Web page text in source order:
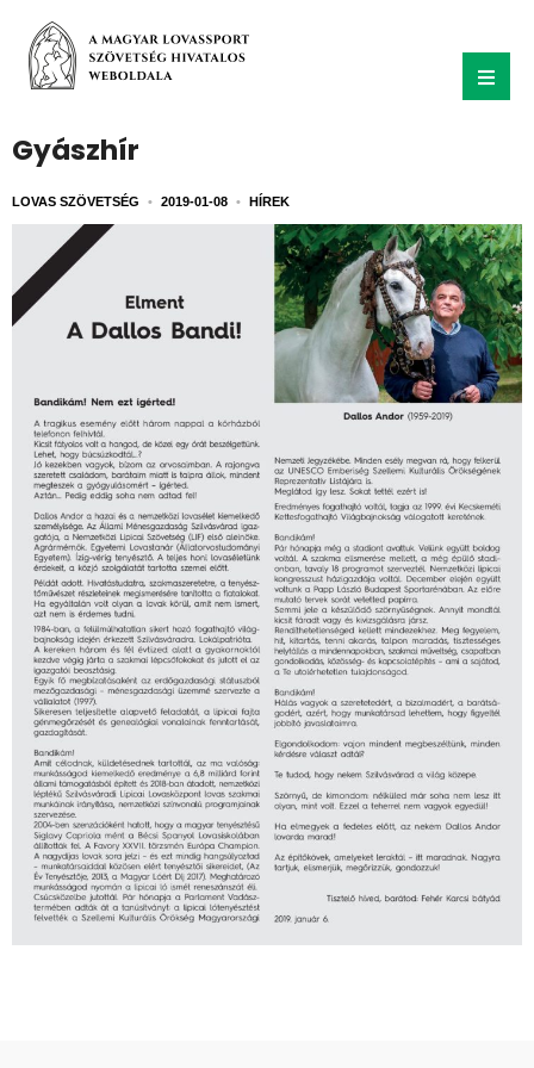
Gyászhír
LOVAS SZÖVETSÉG • 2019-01-08 • HÍREK